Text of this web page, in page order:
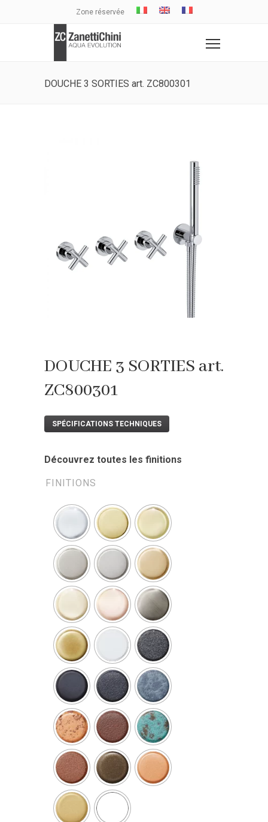
Zone réservée
DOUCHE 3 SORTIES art. ZC800301
DOUCHE 3 SORTIES art.
ZC800301
SPÉCIFICATIONS TECHNIQUES
Découvrez toutes les finitions
FINITIONS